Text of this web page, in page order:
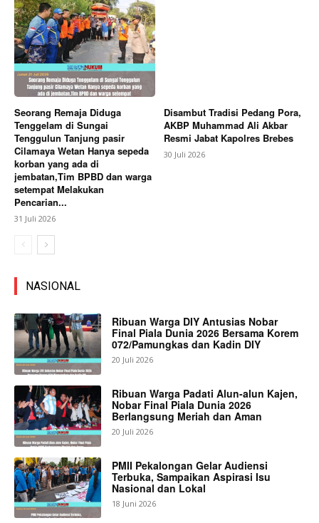
Seorang Remaja Diduga
Tenggelam di Sungai
Tenggulun Tanjung pasir
Cilamaya Wetan Hanya sepeda
korban yang ada di
jembatan,Tim BPBD dan warga
setempat Melakukan
Pencarian...
31 Juli 2026
Disambut Tradisi Pedang Pora,
AKBP Muhammad Ali Akbar
Resmi Jabat Kapolres Brebes
30 Juli 2026
NASIONAL
Ribuan Warga DIY Antusias Nobar
Final Piala Dunia 2026 Bersama Korem
072/Pamungkas dan Kadin DIY
20 Juli 2026
Ribuan Warga Padati Alun-alun Kajen,
Nobar Final Piala Dunia 2026
Berlangsung Meriah dan Aman
20 Juli 2026
PMII Pekalongan Gelar Audiensi
Terbuka, Sampaikan Aspirasi Isu
Nasional dan Lokal
18 Juni 2026